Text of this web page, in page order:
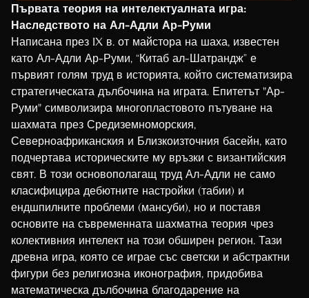
Първата теория на интелектуалната игра:
Наследството на Ал-Адли Ар-Руми
Написана през IX в. от майстора на шаха, известен
като Ал-Адли Ар-Руми, “Китаб ал-Шатрандж” е
първият голям труд в историята, който систематизира
стратегическата дълбочина на играта. Епитетът "Ар-
Руми" символизира многопластовото пътуване на
шахмата през Средиземноморския,
Северноафриканския и Близкоизточния басейн, като
подчертава историческите му връзки с византийския
свят. В този основополагащ труд Ал-Адли не само
класифицира дебютните настройки (табии) и
ендшпилните проблеми (мансуби), но и поставя
основите на съвременната шахматна теория чрез
колективния интелект на този обширен регион. Тази
древна игра, която се играе със светски и абстрактни
фигури без религиозна иконография, придобива
математическа дълбочина благодарение на
Japanese
Persian
Indonesian
Ukrainian
Dutch
Polish
Swedish
Czech
Hungarian
Danish
Finnish
Croatian
Slovak